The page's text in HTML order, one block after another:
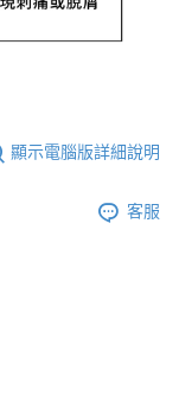
顯示電腦版詳細說明
客服